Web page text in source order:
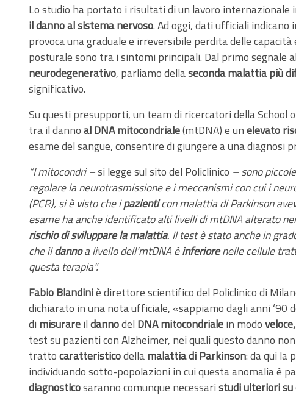
Lo studio ha portato i risultati di un lavoro internazionale
il danno al sistema nervoso. Ad oggi, dati ufficiali indicano
provoca una graduale e irreversibile perdita delle
posturale sono tra i sintomi principali. Dal primo segnale
neurodegenerativo, parliamo dellaseconda malattia più
significativo.
Su questi presupporti, un team di ricercatori della School
tra il dannoal DNA mitocondriale(mtDNA) e unelevato
esame del sangue, consentire di giungere a una diagnosi
“I mitocondri –si legge sul sito del Policlinico – sono
regolare la neurotrasmissione e i meccanismi con cui i
(PCR), si è visto che ipazienticon malattia di Parkinson
esame ha anche identificato alti livelli di mtDNA alterato
rischio di sviluppare la malattia. Il test è stato anche in
che ildannoa livello dell’mtDNA èinferiorenelle cellule
questa terapia”.
Fabio Blandiniè direttore scientifico del Policlinico di
dichiarato in una nota ufficiale, «sappiamo dagli anni
di misurareildannodel DNA mitocondrialein modo
test su pazienti con Alzheimer, nei quali questo danno
trattocaratteristicodellamalattia di Parkinson: da qui la
individuando sotto-popolazioni in cui questa anomalia è
diagnosticosaranno comunque necessaristudi ulteriori su